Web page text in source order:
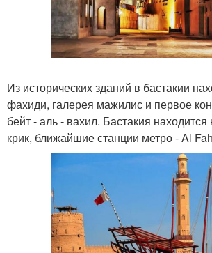
Из исторических зданий в бастакии
фахиди, галерея мажилис и первое
бейт - аль - вахил. Бастакия находится
крик, ближайшие станции метро - Al